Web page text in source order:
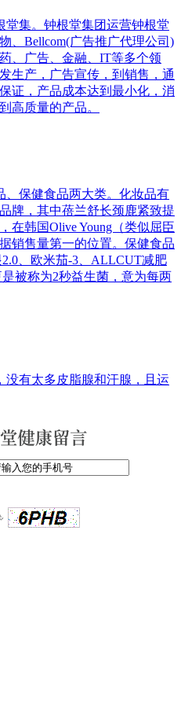
堂集。钟根堂集团运营钟根堂
、Bellcom(广告推广代理公司)
、广告、金融、IT等多个领
生产，广告宣传，到销售，通
证，产品成本达到最小化，消
高质量的产品。
、保健食品两大类。化妆品有
牌，其中蓓兰舒长颈鹿紧致提
在韩国Olive Young（类似屈臣
销售量第一的位置。保健食品
、欧米茄-3、ALLCUT减肥
被称为2秒益生菌，意为每两
没有太多皮脂腺和汗腺，且运